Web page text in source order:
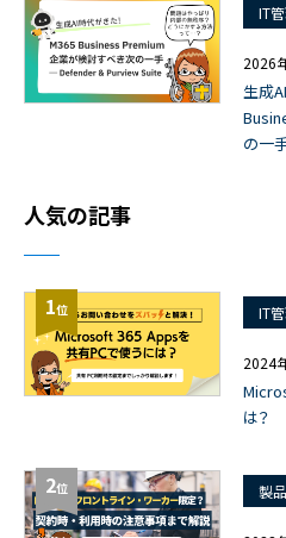
IT
2026
生成
の一
人気の記事
1位 IT
2024
は？
2位 製